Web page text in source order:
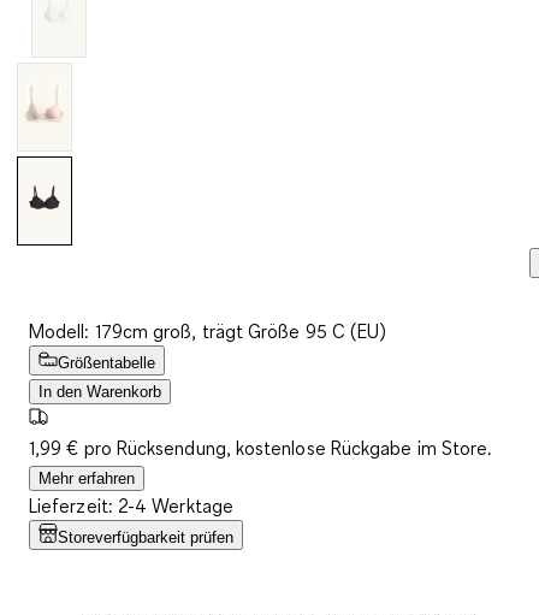
Modell: 179cm groß, trägt Größe 95 C (EU)
Größentabelle
In den Warenkorb
1,99 € pro Rücksendung, kostenlose Rückgabe im Store.
Mehr erfahren
Lieferzeit: 2-4 Werktage
Storeverfügbarkeit prüfen